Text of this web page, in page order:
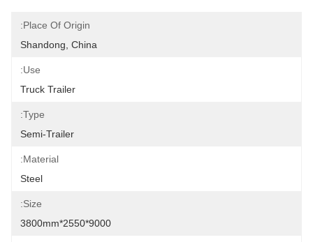
Place Of Origin:
Shandong, China
Use:
Truck Trailer
Type:
Semi-Trailer
Material:
Steel
Size:
9000*2550*3800mm